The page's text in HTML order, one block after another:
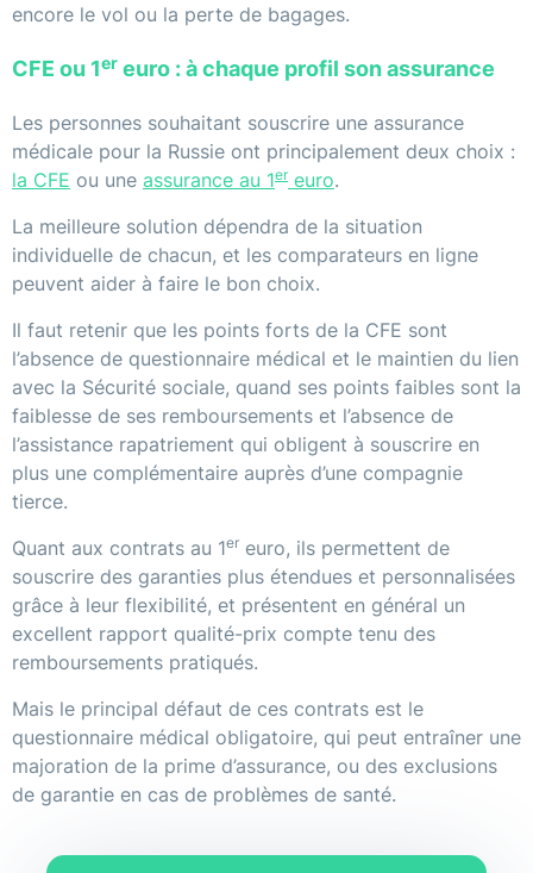
encore le vol ou la perte de bagages.
CFE ou 1er euro : à chaque profil son assurance
Les personnes souhaitant souscrire une assurance
médicale pour la Russie ont principalement deux choix :
la CFE ou une assurance au 1ereuro.
La meilleure solution dépendra de la situation
individuelle de chacun, et les comparateurs en ligne
peuvent aider à faire le bon choix.
Il faut retenir que les points forts de la CFE sont
l’absence de questionnaire médical et le maintien du lien
avec la Sécurité sociale, quand ses points faibles sont la
faiblesse de ses remboursements et l’absence de
l’assistance rapatriement qui obligent à souscrire en
plus une complémentaire auprès d’une compagnie
tierce.
Quant aux contrats au 1er euro, ils permettent de
souscrire des garanties plus étendues et personnalisées
grâce à leur flexibilité, et présentent en général un
excellent rapport qualité-prix compte tenu des
remboursements pratiqués.
Mais le principal défaut de ces contrats est le
questionnaire médical obligatoire, qui peut entraîner une
majoration de la prime d’assurance, ou des exclusions
de garantie en cas de problèmes de santé.